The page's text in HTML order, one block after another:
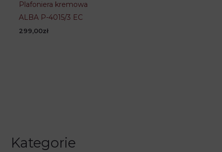
Kategorie
Plafoniera kremowa
ALBA P-4015/3 EC
299,00zł